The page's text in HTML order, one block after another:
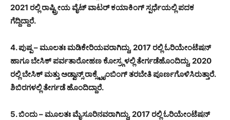
2021 ರಲ್ಲಿ ರಾಷ್ಟ್ರೀಯ ವೈಟ್ ವಾಟರ್ ಕಯಾಕಿಂಗ್ ಸ್ಪರ್ಧೆಯಲ್ಲಿ ಪದಕ
ಗೆದ್ದಿದ್ದಾರೆ.
4. ಪುಷ್ಪ – ಮೂಲತಃ ಮಡಿಕೇರಿಯವರಾಗಿದ್ದು, 2017 ರಲ್ಲಿ ಓರಿಯೇಂಟೆಷನ್
ಹಾಗೂ ಬೇಸಿಕ್ ಪರ್ವತಾರೋಹಣ ಕೋಸ್ರ್ಗಳಲ್ಲಿ ತೇರ್ಗಡೆಹೊಂದಿದ್ದು, 2020
ರಲ್ಲಿ ಬೇಸಿಕ್ ಮತ್ತು ಅಡ್ವಾನ್ಸ್ ರಾಕ್ಸ್ಟೈಂಬಿಂಗ್ ತರಬೇತಿ ಪೂರ್ಣಗೊಳಿಸಿರುತ್ತಾರೆ.
ಶಿಬಿರಗಳಲ್ಲಿ ತೇರ್ಗಡೆ ಹೊಂದಿದ್ದಾರೆ.
5. ಬಿಂದು – ಮೂಲತಃ ಮೈಸೂರಿನವರಾಗಿದ್ದು, 2017 ರಲ್ಲಿ ಓರಿಯೇಂಟೆಷನ್